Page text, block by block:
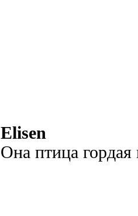
Elisen
Она птица